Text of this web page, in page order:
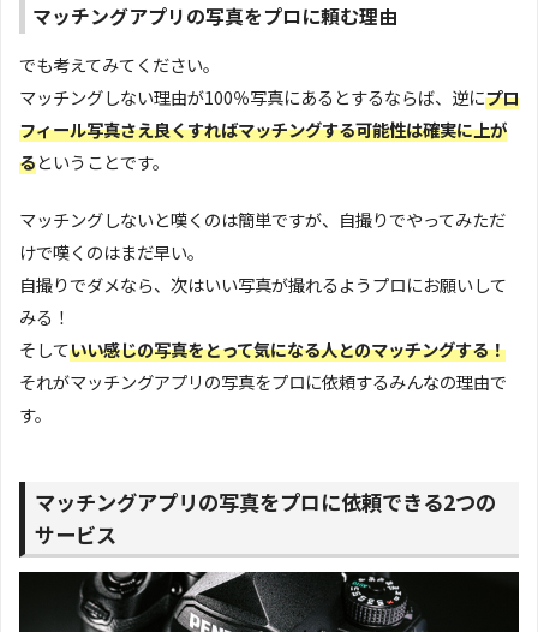
マッチングアプリの写真をプロに頼む理由
でも考えてみてください。
マッチングしない理由が100％写真にあるとするならば、逆にプロ
フィール写真さえ良くすればマッチングする可能性は確実に上が
るということです。
マッチングしないと嘆くのは簡単ですが、自撮りでやってみただ
けで嘆くのはまだ早い。
自撮りでダメなら、次はいい写真が撮れるようプロにお願いして
みる！
そしていい感じの写真をとって気になる人とのマッチングする！
それがマッチングアプリの写真をプロに依頼するみんなの理由で
す。
マッチングアプリの写真をプロに依頼できる2つの
サービス